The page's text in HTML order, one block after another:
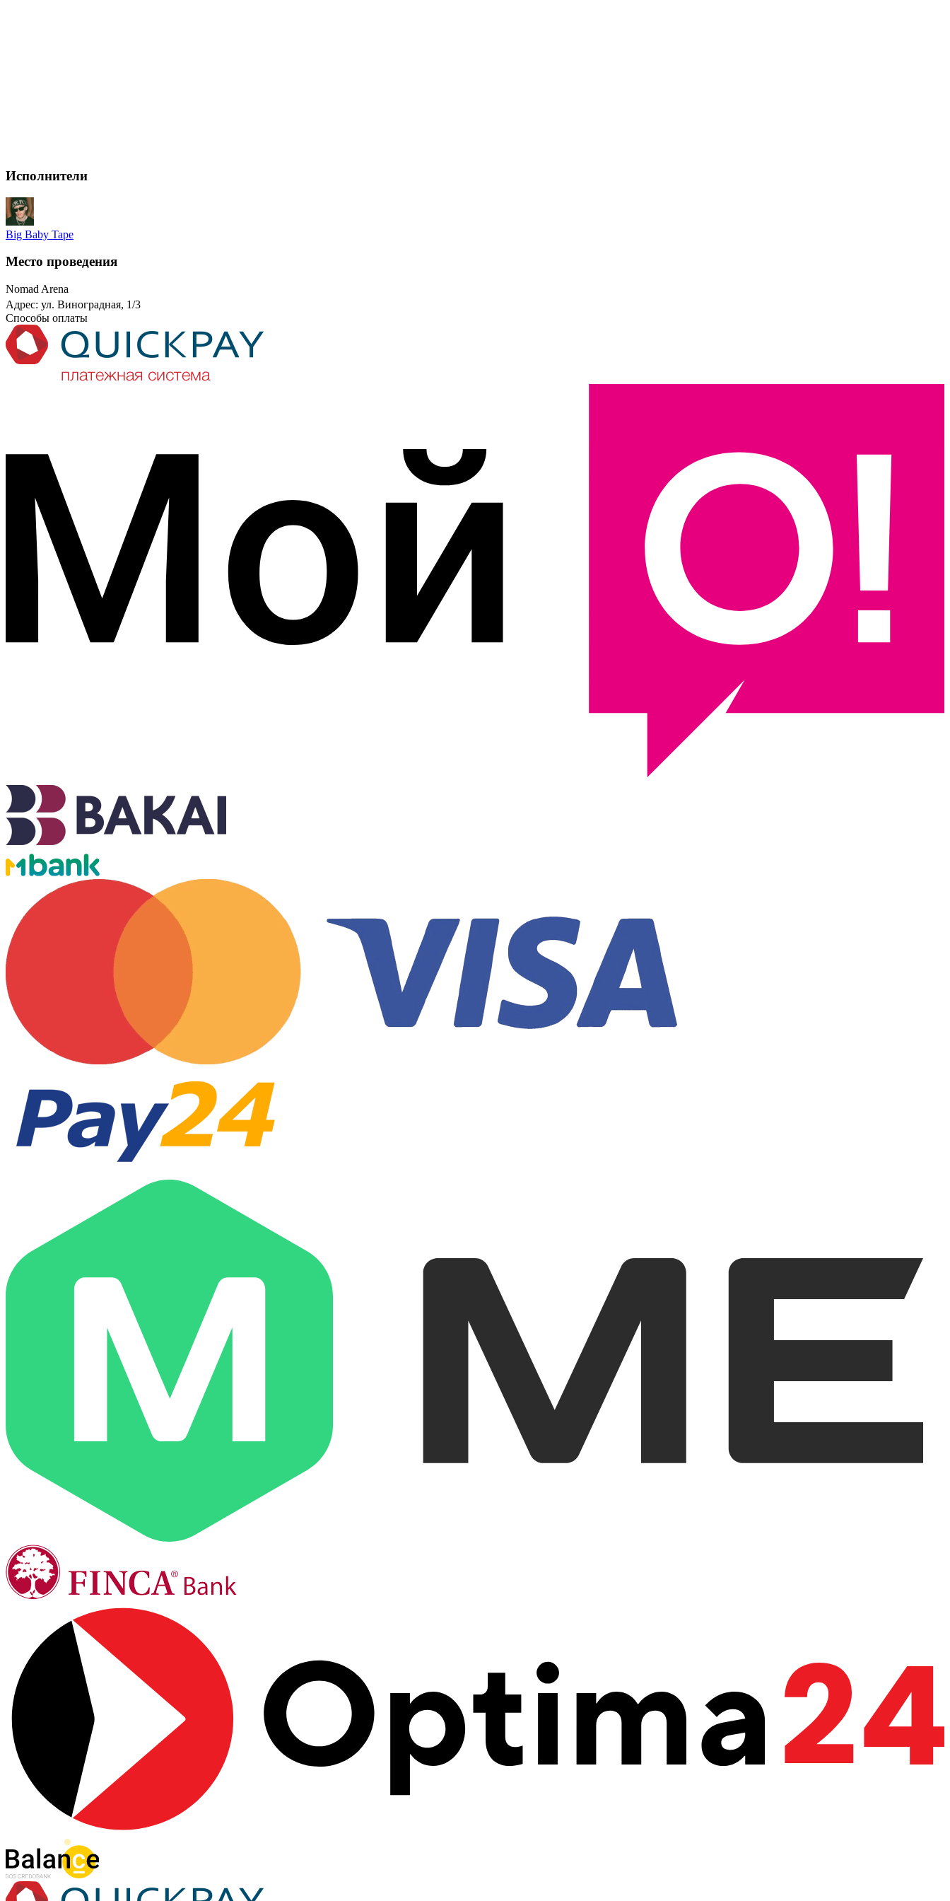
Исполнители
Big Baby Tape
Место проведения
Nomad Arena
Адрес: ул. Виноградная, 1/3
Способы оплаты